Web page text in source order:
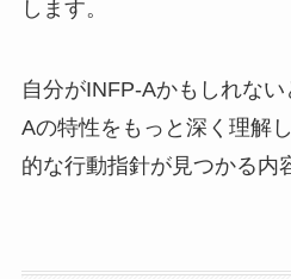
します。
自分がINFP-Aかもしれな
Aの特性をもっと深く理解
的な行動指針が見つかる内